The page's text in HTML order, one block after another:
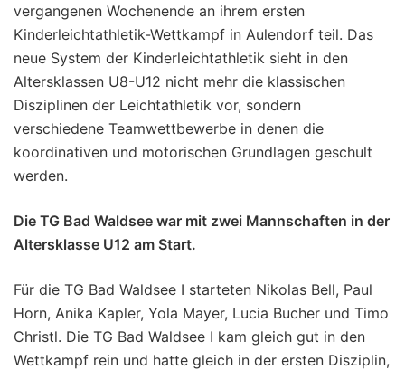
vergangenen Wochenende an ihrem ersten
Kinderleichtathletik-Wettkampf in Aulendorf teil. Das
neue System der Kinderleichtathletik sieht in den
Altersklassen U8-U12 nicht mehr die klassischen
Disziplinen der Leichtathletik vor, sondern
verschiedene Teamwettbewerbe in denen die
koordinativen und motorischen Grundlagen geschult
werden.
Die TG Bad Waldsee war mit zwei Mannschaften in der
Altersklasse U12 am Start.
Für die TG Bad Waldsee I starteten Nikolas Bell, Paul
Horn, Anika Kapler, Yola Mayer, Lucia Bucher und Timo
Christl. Die TG Bad Waldsee I kam gleich gut in den
Wettkampf rein und hatte gleich in der ersten Disziplin,